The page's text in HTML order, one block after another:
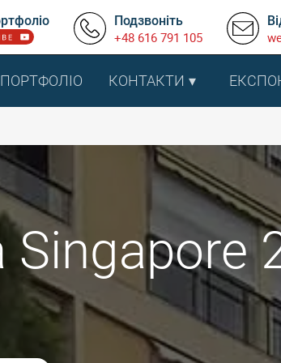
Подзвоніть
+48 616 791 105
ПОРТФОЛІО КОНТАКТИ
Singapore